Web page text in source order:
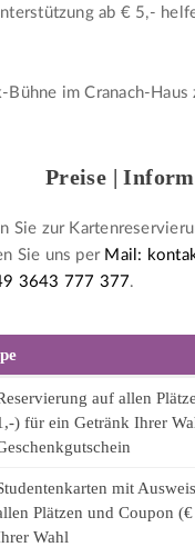
ab € 5,-
Bühne im Cranach-
Preise |
Sie zur
Sie uns per Mail:
3643 777 377.
auf allen
) für ein Getränk Ihrer
mit
Plätzen und Coupon
Wahl